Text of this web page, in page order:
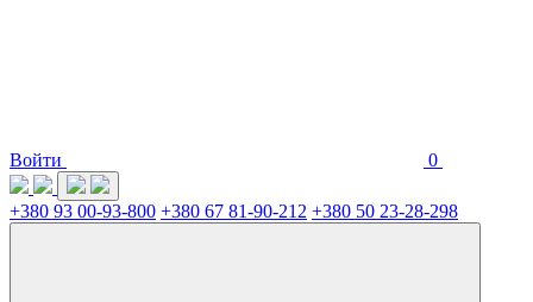
Войти 0
+380 93 00-93-800 +380 67 81-90-212 +380 50 23-28-298